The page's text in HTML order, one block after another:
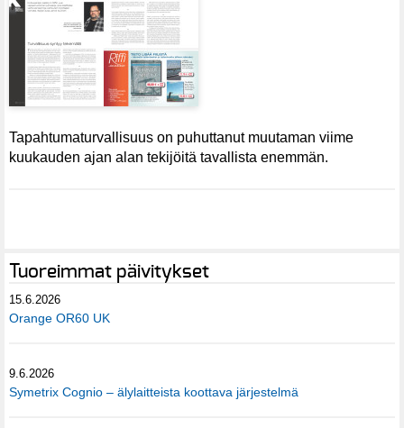
Tapahtumaturvallisuus on puhuttanut muutaman viime
kuukauden ajan alan tekijöitä tavallista enemmän.
Tuoreimmat päivitykset
15.6.2026
Orange OR60 UK
9.6.2026
Symetrix Cognio – älylaitteista koottava järjestelmä